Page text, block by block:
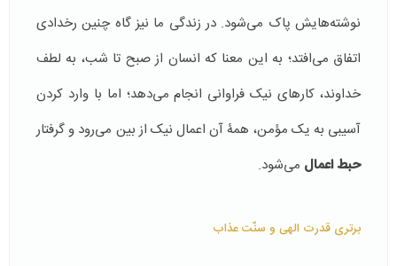
نوشته‌هایش پاک می‌شود. در زندگی ما نیز گاه چنین رخدادی
اتفاق می‌افتد؛ به این معنا که انسان از صبح تا شب، به لطف
خداوند، کارهای نیک فراوانی انجام می‌دهد؛ اما با وارد کردن
آسیبی به یک مؤمن، همۀ آن اعمال نیک از بین می‌رود و گرفتار
حبط اعمال می‌شود.
برتری قدرت الهی و سنّت عذاب